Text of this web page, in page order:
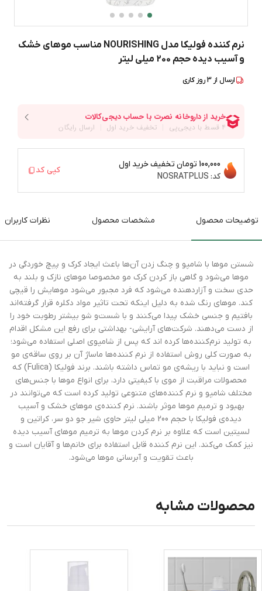
نرم کننده فولیکا مدل NOURISHING مناسب موهای خشک
و آسیب دیده حجم 200 میلی لیتر
ارسال از 3روز کاری
100,000 تومان
تخفیف خرید اول
کد: NOSRATPLUS
کپی کد
توضیحات محصول مشخصات محصول نظرات کاربران
شستن مو‌ها با شامپو و چنگ زدن آن‌ها باعث ایجاد کرک و پیچ خوردگی در
مو‌ها می‌شود و گاهی باز کردن کرک مو مخصوصا مو‌های نازک و بلند به
حدی سخت و آزاردهنده می‌شود که فرد مجبور می‌شود موهایش را قیچی
کند. موهای رنگ شده به دلیل اینکه تحت تاثیر مواد دکلره قرار گرفته‌اند
بافتیم و جنسی خشک پیدا می‌کنند و با شست‌و شو بیشتر رطوبت خود را
از دست می‌دهند. شرکت‌های آرایشی- بهداشتی برای رفع این مشکل اقدام
به تولید نرم‌کننده‌ها کرده اند که پس از شامپوی اصلی استفاده‌ می‌شود؛
به صورت کلی روش استفاده از نرم کننده‌ها ماساژ آن بر روی ساقه‌ی مو
است و نباید با ریشه‌ی مو تماس داشته باشند. برند فولیکا (Fulica) که
محصولات مراقبت از موی با کیفیتی دارد، برای انواع مو‌ها با جنس‌های
مختلف شامپو و نرم کننده‌های متنوعی تولید کرده است که می‌توانند در
بهبود و ترمیم مو‌ها موثر باشند. نرم کننده‌ی موهای خشک و آسیب
دیده‌ی فولیکا با حجم 200 میلی لیتر حاوی شیر جو دو سر، کراتین و
لسیتین است که علاوه بر نرم کردن موها به ترمیم مو‌های آسیب دیده
نیز کمک می‌کند. این نرم کننده قابل استفاده برای خانم‌ها و آقایان است و
باعث تقویت و آبرسانی موها می‌شود.
محصولات مشابه